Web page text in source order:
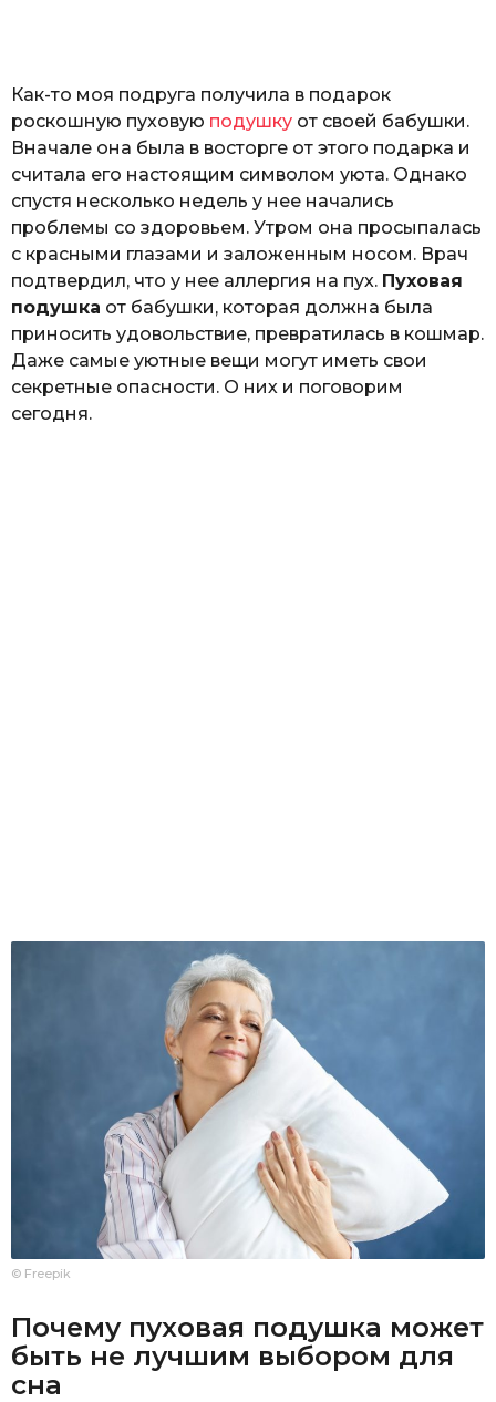
Как-то моя подруга получила в подарок
роскошную пуховую подушку от своей бабушки.
Вначале она была в восторге от этого подарка и
считала его настоящим символом уюта. Однако
спустя несколько недель у нее начались
проблемы со здоровьем. Утром она просыпалась
с красными глазами и заложенным носом. Врач
подтвердил, что у нее аллергия на пух. Пуховая
подушка от бабушки, которая должна была
приносить удовольствие, превратилась в кошмар.
Даже самые уютные вещи могут иметь свои
секретные опасности. О них и поговорим
сегодня.
© Freepik
Почему пуховая подушка может
быть не лучшим выбором для
сна